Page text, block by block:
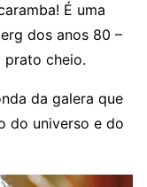
É uma
dos anos 80 –
prato cheio.
da galera que
do universo e do